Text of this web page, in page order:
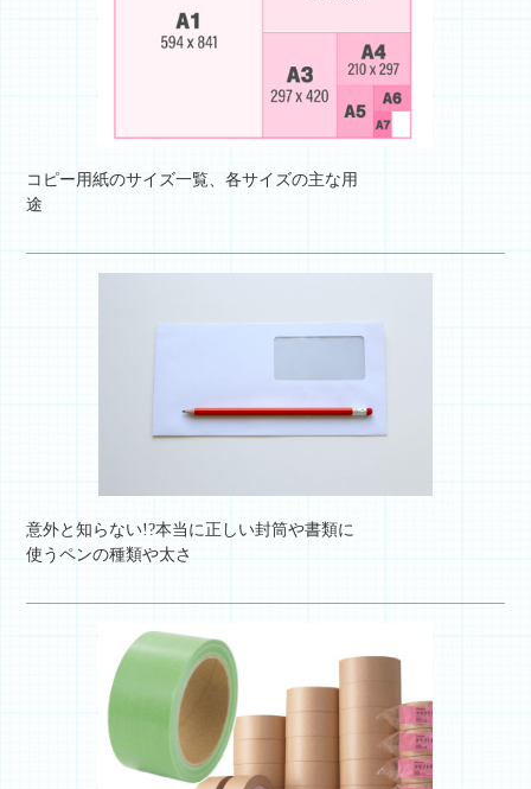
コピー用紙のサイズ一覧、各サイズの主な用
途
意外と知らない!?本当に正しい封筒や書類に
使うペンの種類や太さ